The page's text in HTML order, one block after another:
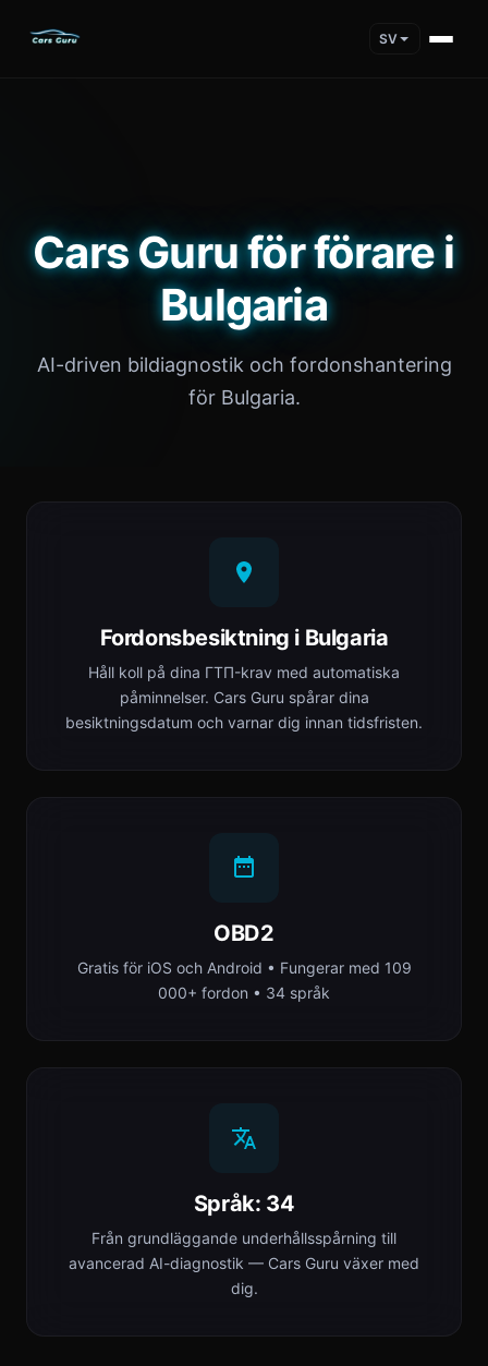
SV
Cars Guru för förare i
Bulgaria
AI-driven bildiagnostik och fordonshantering
för Bulgaria.
Fordonsbesiktning i Bulgaria
Håll koll på dina ГТП-krav med automatiska
påminnelser. Cars Guru spårar dina
besiktningsdatum och varnar dig innan tidsfristen.
OBD2
Gratis för iOS och Android • Fungerar med 109
000+ fordon • 34 språk
Språk: 34
Från grundläggande underhållsspårning till
avancerad AI-diagnostik — Cars Guru växer med
dig.